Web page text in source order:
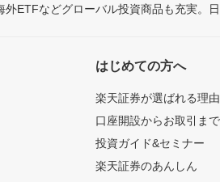
外ETFなどグローバル投資商品も充実。
はじめての方へ
楽天証券が選ばれる理由
口座開設からお取引ま
投資ガイド&セミナー
楽天証券のあんしん